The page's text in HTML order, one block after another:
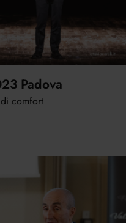
Padova
comfort